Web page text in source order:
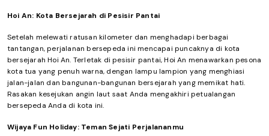
Hoi An: Kota Bersejarah di Pesisir Pantai
Setelah melewati ratusan kilometer dan menghadapi berbagai
tantangan, perjalanan bersepeda ini mencapai puncaknya di kota
bersejarah Hoi An. Terletak di pesisir pantai, Hoi An menawarkan pesona
kota tua yang penuh warna, dengan lampu lampion yang menghiasi
jalan-jalan dan bangunan-bangunan bersejarah yang memikat hati.
Rasakan kesejukan angin laut saat Anda mengakhiri petualangan
bersepeda Anda di kota ini.
Wijaya Fun Holiday: Teman Sejati Perjalananmu